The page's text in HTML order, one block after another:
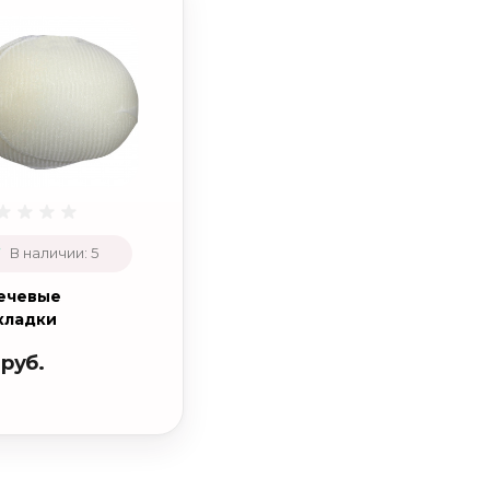
В наличии: 5